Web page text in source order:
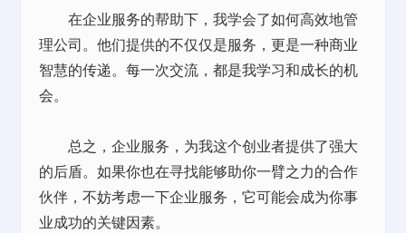
在企业服务的帮助下，我学会了如何高效地管
理公司。他们提供的不仅仅是服务，更是一种商业
智慧的传递。每一次交流，都是我学习和成长的机
会。
总之，企业服务，为我这个创业者提供了强大
的后盾。如果你也在寻找能够助你一臂之力的合作
伙伴，不妨考虑一下企业服务，它可能会成为你事
业成功的关键因素。